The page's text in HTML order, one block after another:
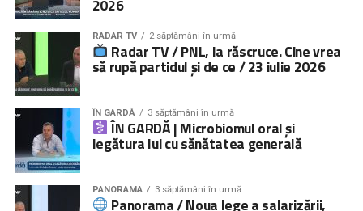
2026
RADAR TV 2 săptămâni în urmă
Radar TV / PNL, la răscruce. Cine vrea
să rupă partidul și de ce / 23 iulie 2026
ÎN GARDĂ 3 săptămâni în urmă
ÎN GARDĂ | Microbiomul oral și
legătura lui cu sănătatea generală
PANORAMA 3 săptămâni în urmă
Panorama / Noua lege a salarizării,